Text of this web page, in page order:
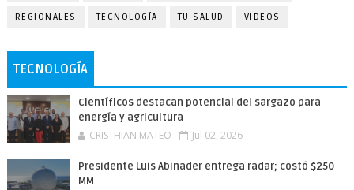
REGIONALES TECNOLOGÍA TU SALUD VIDEOS
TECNOLOGÍA
Científicos destacan potencial del sargazo para
energía y agricultura
CRISTHIAN MATEO Jul 02, 2026
Presidente Luis Abinader entrega radar; costó $250
MM